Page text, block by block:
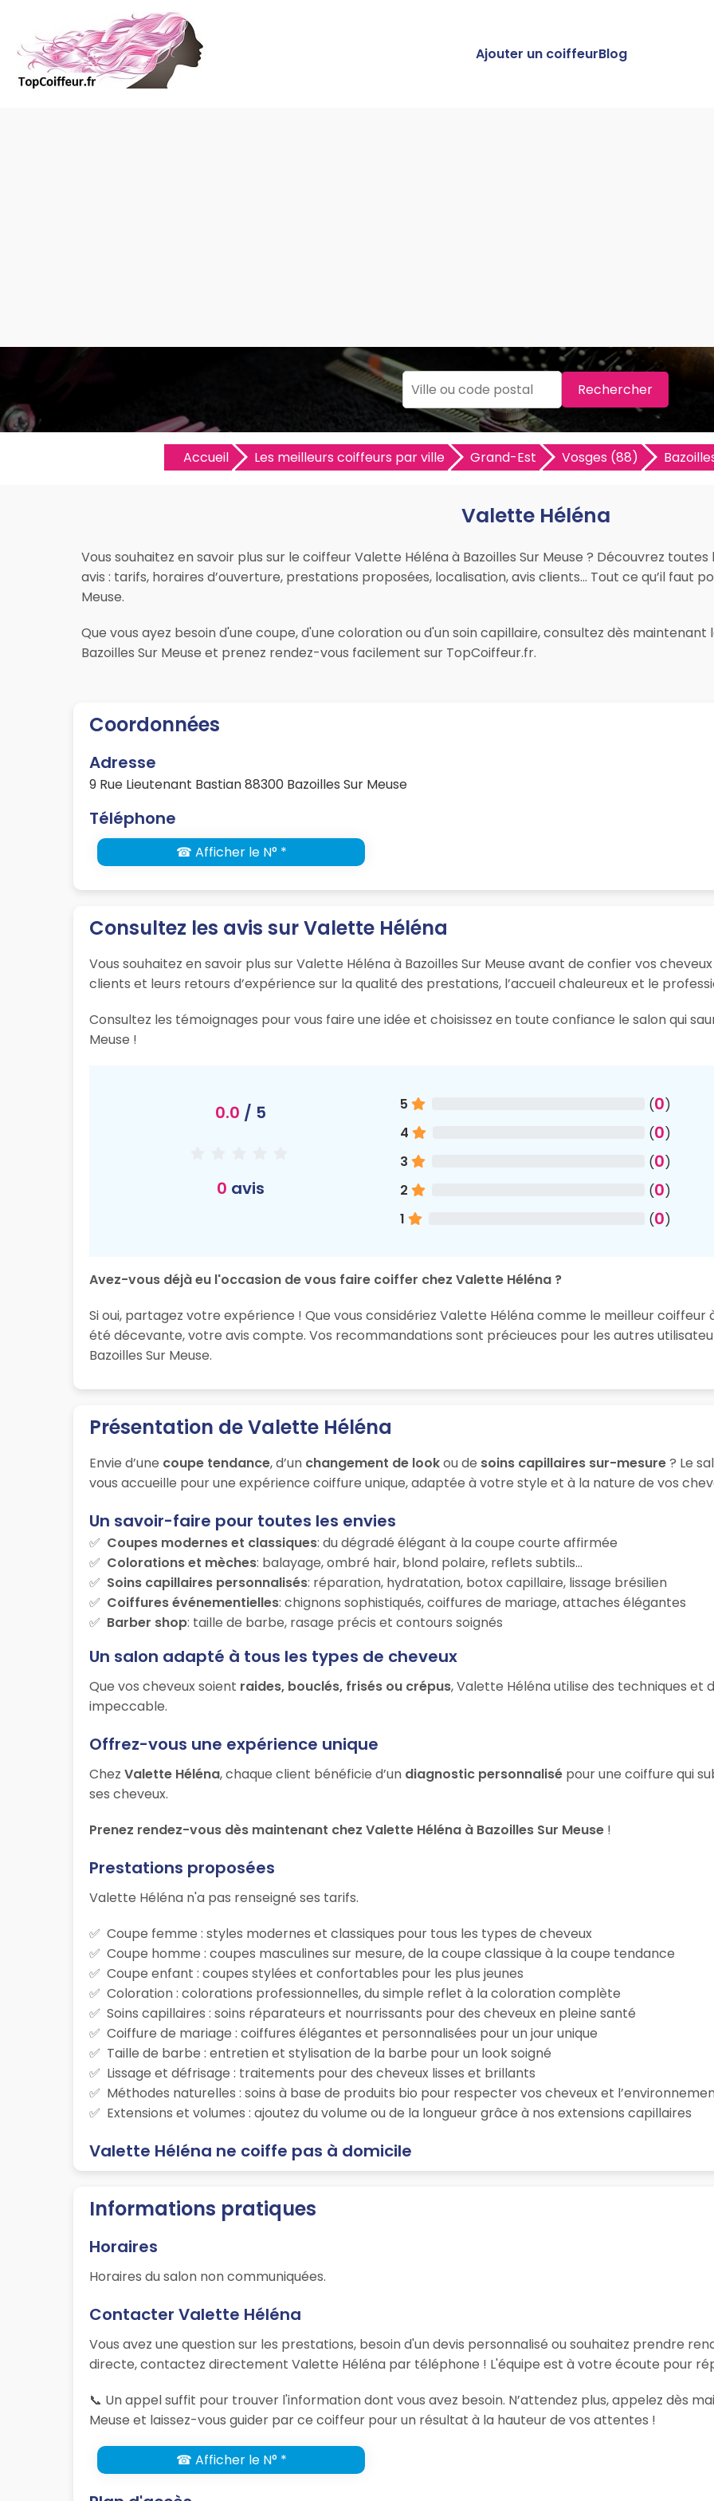
Ajouter un coiffeurBlog
Rechercher
Accueil Les meilleurs coiffeurs par ville Grand-Est Vosges (88)
Valette Héléna
Vous souhaitez en savoir plus sur le coiffeur Valette Héléna à Bazoilles Sur Meuse ? Découvrez
avis : tarifs, horaires d’ouverture, prestations proposées, localisation, avis clients… Tout ce qu’il faut
Meuse.
Que vous ayez besoin d'une coupe, d'une coloration ou d'un soin capillaire, consultez dès
Bazoilles Sur Meuse et prenez rendez-vous facilement sur TopCoiffeur.fr.
Coordonnées
Adresse
9 Rue Lieutenant Bastian 88300 Bazoilles Sur Meuse
Téléphone
☎ Afficher le N° *
Consultez les avis sur Valette Héléna
Vous souhaitez en savoir plus sur Valette Héléna à Bazoilles Sur Meuse avant de confier vos
clients et leurs retours d’expérience sur la qualité des prestations, l’accueil chaleureux et le
Consultez les témoignages pour vous faire une idée et choisissez en toute confiance le salon qui
Meuse !
0.0 / 5
0 avis
5 (0)
4
(0)
3
(0)
2
(0)
1
(0)
Avez-vous déjà eu l'occasion de vous faire coiffer chez Valette Héléna ?
Si oui, partagez votre expérience ! Que vous considériez Valette Héléna comme le meilleur coiffeur
été décevante, votre avis compte. Vos recommandations sont précieuces pour les autres
Bazoilles Sur Meuse.
Présentation de Valette Héléna
Envie d’une coupe tendance, d’un changement de lookou de soins capillaires sur-mesure? Le
vous accueille pour une expérience coiffure unique, adaptée à votre style et à la nature de vos
Un savoir-faire pour toutes les envies
Coupes modernes et classiques: du dégradé élégant à la coupe courte affirmée
Colorations et mèches: balayage, ombré hair, blond polaire, reflets subtils…
Soins capillaires personnalisés: réparation, hydratation, botox capillaire, lissage brésilien
Coiffures événementielles: chignons sophistiqués, coiffures de mariage, attaches élégantes
Barber shop: taille de barbe, rasage précis et contours soignés
Un salon adapté à tous les types de cheveux
Que vos cheveux soient raides, bouclés, frisés ou crépus, Valette Héléna utilise des techniques
impeccable.
Offrez-vous une expérience unique
Chez Valette Héléna, chaque client bénéficie d’un diagnostic personnalisé pour une coiffure qui
ses cheveux.
Prenez rendez-vous dès maintenant chez Valette Héléna à Bazoilles Sur Meuse !
Prestations proposées
Valette Héléna n'a pas renseigné ses tarifs.
Coupe femme : styles modernes et classiques pour tous les types de cheveux
Coupe homme : coupes masculines sur mesure, de la coupe classique à la coupe tendance
Coupe enfant : coupes stylées et confortables pour les plus jeunes
Coloration : colorations professionnelles, du simple reflet à la coloration complète
Soins capillaires : soins réparateurs et nourrissants pour des cheveux en pleine santé
Coiffure de mariage : coiffures élégantes et personnalisées pour un jour unique
Taille de barbe : entretien et stylisation de la barbe pour un look soigné
Lissage et défrisage : traitements pour des cheveux lisses et brillants
Méthodes naturelles : soins à base de produits bio pour respecter vos cheveux et
Extensions et volumes : ajoutez du volume ou de la longueur grâce à nos extensions capillaires
Valette Héléna ne coiffe pas à domicile
Informations pratiques
Horaires
Horaires du salon non communiquées.
Contacter Valette Héléna
Vous avez une question sur les prestations, besoin d'un devis personnalisé ou souhaitez prendre
directe, contactez directement Valette Héléna par téléphone ! L'équipe est à votre écoute pour
📞 Un appel suffit pour trouver l'information dont vous avez besoin. N’attendez plus, appelez dès
Meuse et laissez-vous guider par ce coiffeur pour un résultat à la hauteur de vos attentes !
☎ Afficher le N° *